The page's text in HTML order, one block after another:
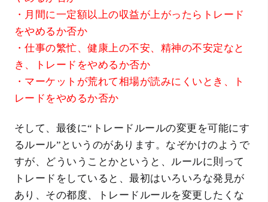
・月間に一定額以上の収益が上がったらトレード
をやめるか否か
・仕事の繁忙、健康上の不安、精神の不安定なと
き、トレードをやめるか否か
・マーケットが荒れて相場が読みにくいとき、ト
レードをやめるか否か
そして、最後に“トレードルールの変更を可能にす
るルール”というのがあります。なぞかけのようで
すが、どういうことかというと、ルールに則って
トレードをしていると、最初はいろいろな発見が
あり、その都度、トレードルールを変更したくな